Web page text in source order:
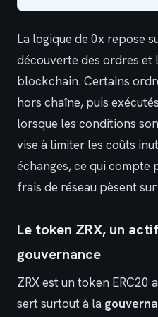
La logique de 0x repose
découverte des ordres et
blockchain. Certains
hors chaîne, puis
lorsque les conditions
vise à limiter les coûts
échanges, ce qui compte
frais de réseau pèsent
Le token ZRX, un
gouvernance
ZRX est un token ERC20
sert surtout à la